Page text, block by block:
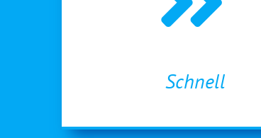
Schnell